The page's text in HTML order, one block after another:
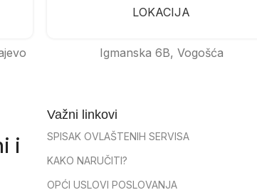
LOKACIJA
Igmanska 6B, Vogošća
i
Važni linkovi
SPISAK OVLAŠTENIH SERVISA
KAKO NARUČITI?
OPĆI USLOVI POSLOVANJA